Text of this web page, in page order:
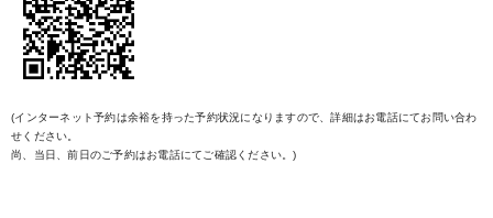
(インターネット予約は余裕を持った予約状況になりますので、詳細はお電話にてお問い合わ
せください。
尚、当日、前日のご予約はお電話にてご確認ください。)